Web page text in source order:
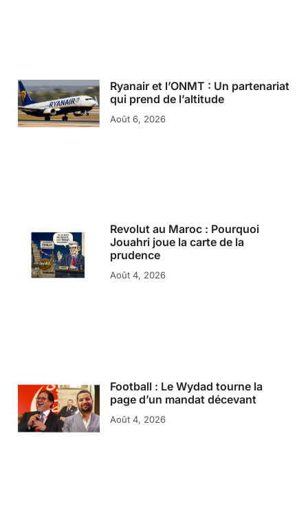
Ryanair et l’ONMT : Un partenariat
qui prend de l’altitude
Août 6, 2026
Revolut au Maroc : Pourquoi
Jouahri joue la carte de la
prudence
Août 4, 2026
Football : Le Wydad tourne la
page d’un mandat décevant
Août 4, 2026